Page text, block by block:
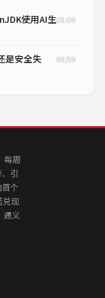
使用AI生08/09
是安全失
08/09
每周
引
个
兑现
通义